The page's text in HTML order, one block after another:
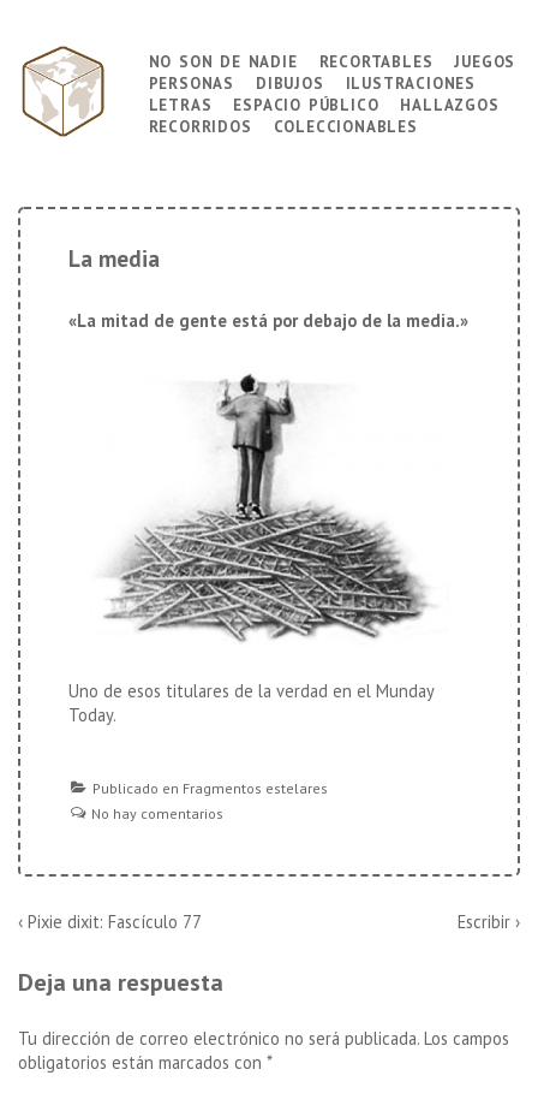
contenido
principal
Navegación
principal
no son de nadie recortables juegos
personas dibujos ilustraciones
letras espacio público hallazgos
recorridos coleccionables
La media
«La mitad de gente está por debajo de la media.»
Uno de esos titulares de la verdad en el Munday
Today.
Publicado en Fragmentos estelares
No hay comentarios
Navegación
de
entradas
La
es
‹ Pixie dixit: Fascículo 77
La
Escribir ›
Deja una respuesta
Tu dirección de correo electrónico no será publicada. Los campos
obligatorios están marcados con *